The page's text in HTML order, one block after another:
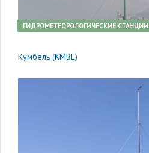
ГИДРОМЕТЕОРОЛОГИЧЕСКИЕ СТАНЦИИ
Кумбель (KMBL)